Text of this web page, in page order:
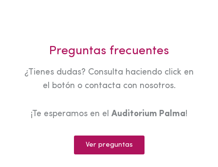
Preguntas frecuentes
¿Tienes dudas? Consulta haciendo click en
el botón o contacta con nosotros.
¡Te esperamos en el Auditorium Palma!
Ver preguntas